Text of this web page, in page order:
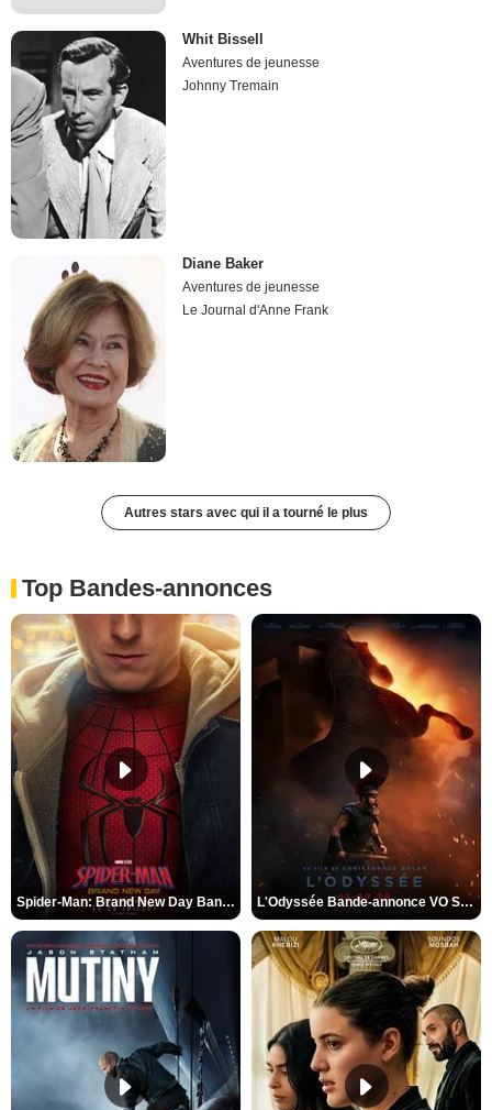
Whit Bissell
Aventures de jeunesse
Johnny Tremain
Diane Baker
Aventures de jeunesse
Le Journal d'Anne Frank
Autres stars avec qui il a tourné le plus
Top Bandes-annonces
Spider-Man: Brand New Day Bande-annonce VO STFR L'Odyssée Bande-annonce VO STFR